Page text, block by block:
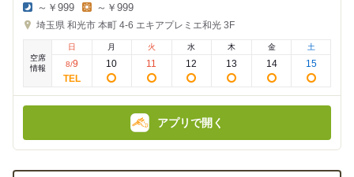
夜
の
額
～￥999
昼
の
～￥999
埼玉県 和光市 本町 4-6 エキアプレミエ和光 3F
空席
情報
日
8/9
月
10
火
11
水
12
木
13
金
14
土
15
アプリで開く